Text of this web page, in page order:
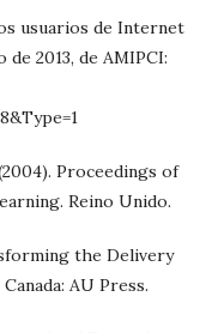
usuarios de Internet
2013, de AMIPCI:
Proceedings of
Reino Unido.
the Delivery
AU Press.